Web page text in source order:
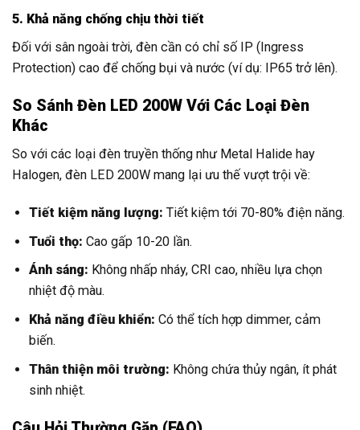
5. Khả năng chống chịu thời tiết
Đối với sân ngoài trời, đèn cần có chỉ số IP (Ingress
Protection) cao để chống bụi và nước (ví dụ: IP65 trở lên).
So Sánh Đèn LED 200W Với Các Loại Đèn
Khác
So với các loại đèn truyền thống như Metal Halide hay
Halogen, đèn LED 200W mang lại ưu thế vượt trội về:
Tiết kiệm năng lượng: Tiết kiệm tới 70-80% điện năng.
Tuổi thọ: Cao gấp 10-20 lần.
Ánh sáng: Không nhấp nháy, CRI cao, nhiều lựa chọn
nhiệt độ màu.
Khả năng điều khiển: Có thể tích hợp dimmer, cảm
biến.
Thân thiện môi trường: Không chứa thủy ngân, ít phát
sinh nhiệt.